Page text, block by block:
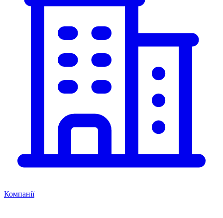
Компанії